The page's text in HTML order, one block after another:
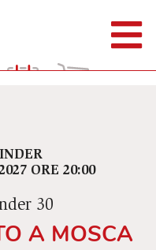
ORE 20:00
30
A MOSCA